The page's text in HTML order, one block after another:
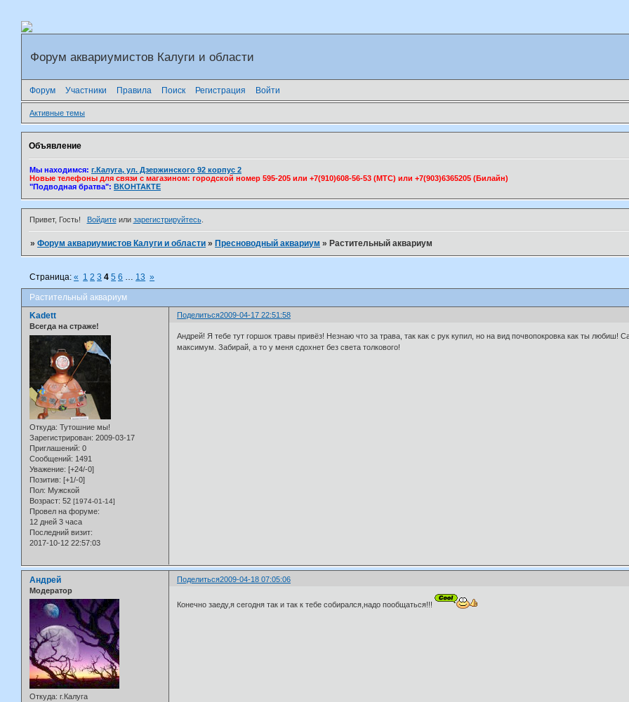
Форум аквариумистов Калуги и области
Форум Участники Правила Поиск Регистрация Войти
Активные темы
Объявление
Мы находимся: г.Калуга, ул. Дзержинского 92 корпус 2
Новые телефоны для связи с магазином: городской номер 595-205 или +7(910)608-56-53 (МТС) или +7(903)6365205 (Билайн)
"Подводная братва": ВКОНТАКТЕ
Привет, Гость! Войдитеили зарегистрируйтесь.
»Форум аквариумистов Калуги и области » Пресноводный аквариум » Растительный аквариум
Растительный аквариум
Страница:« 1 2 3 4 5 6 … 13 »
Поделиться2009-04-17 22:51:58
Kadett
Всегда на страже!
Откуда: Тутошние мы!
Зарегистрирован: 2009-03-17
Приглашений: 0
Сообщений: 1491
Уважение: [+24/-0]
Позитив: [+1/-0]
Пол: Мужской
Возраст: 52 [1974-01-14]
Провел на форуме:
12 дней 3 часа
Последний визит:
2017-10-12 22:57:03
Андрей! Я тебе тут горшок травы привёз! Незнаю что за трава, так как с рук купил, но на вид почвопокровка как ты
максимум. Забирай, а то у меня сдохнет без света толкового!
Поделиться2009-04-18 07:05:06
Андрей
Модератор
Откуда: г.Калуга
Конечно заеду,я сегодня так и так к тебе собирался,надо пообщаться!!!